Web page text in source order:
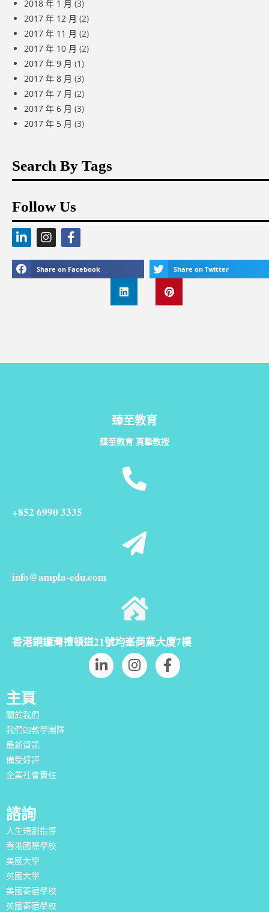
2018 年 1 月 (3)
2017 年 12 月 (2)
2017 年 11 月 (2)
2017 年 10 月 (2)
2017 年 9 月 (1)
2017 年 8 月 (3)
2017 年 7 月 (2)
2017 年 6 月 (3)
2017 年 5 月 (3)
Search By Tags
Follow Us
Share on Facebook Share on Twitter
臻至教育
臻至教育 真摯教授
+852 6990 3335
info@ampla-edu.com
香港銅鑼灣禮頓道21號均峯商業大廈7樓
主頁
關於我們
我們的教學團隊
最新資訊
備受好評
企業社會責任
諮詢
人生規劃指導
香港國際學校
美國大學
英國大學
美國寄宿學校
英國寄宿學校